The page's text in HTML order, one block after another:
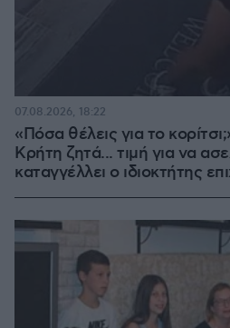
«Πόσα θέλεις για το
Κρήτη ζητά... τιμή για να
καταγγέλλει ο ιδιοκτήτης
07.08.2026, 18:22